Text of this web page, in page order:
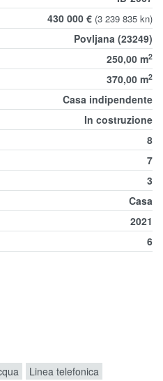
430 000 € (3 239 835 kn)
Povljana (23249)
250,00 m2
370,00 m2
Casa indipendente
In costruzione
8
7
3
Casa
2021
6
Linea telefonica